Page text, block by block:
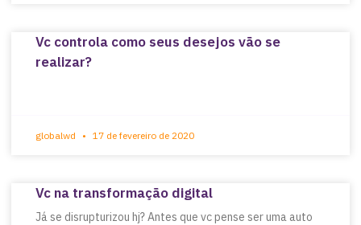
Vc controla como seus desejos vão se
realizar?
globalwd 17 de fevereiro de 2020
Vc na transformação digital
Já se disrupturizou hj? Antes que vc pense ser uma auto